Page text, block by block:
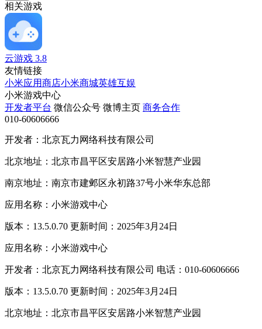
相关游戏
云游戏 3.8
友情链接
小米应用商店小米商城英雄互娱
小米游戏中心
开发者平台 微信公众号 微博主页 商务合作
010-60606666
开发者：北京瓦力网络科技有限公司
北京地址：北京市昌平区安居路小米智慧产业园
南京地址：南京市建邺区永初路37号小米华东总部
应用名称：小米游戏中心
版本：13.5.0.70 更新时间：2025年3月24日
应用名称：小米游戏中心
开发者：北京瓦力网络科技有限公司 电话：010-60606666
版本：13.5.0.70 更新时间：2025年3月24日
北京地址：北京市昌平区安居路小米智慧产业园